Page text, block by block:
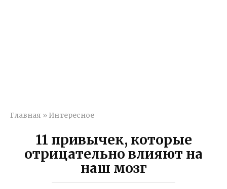
Главная » Интересное
11 привычек, которые
отрицательно влияют на
наш мозг